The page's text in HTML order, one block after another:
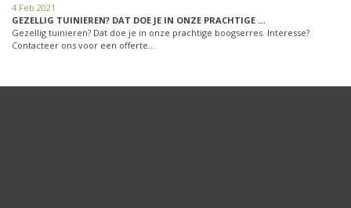
4 Feb 2021
GEZELLIG TUINIEREN? DAT DOE JE IN ONZE PRACHTIGE …
Gezellig tuinieren? Dat doe je in onze prachtige boogserres. Interesse?
Contacteer ons voor een offerte…